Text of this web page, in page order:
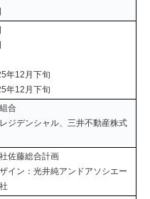
年12月下旬
年12月下旬
合
ジデンシャル、三井不動産株式
佐藤総合計画
イン：光井純アンドアソシエー